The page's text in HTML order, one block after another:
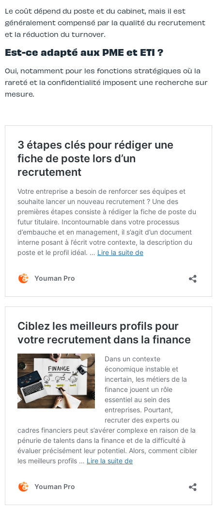
Le coût dépend du poste et du cabinet, mais il est
généralement compensé par la qualité du recrutement
et la réduction du turnover.
Est-ce adapté aux PME et ETI ?
Oui, notamment pour les fonctions stratégiques où la
rareté et la confidentialité imposent une recherche sur
mesure.